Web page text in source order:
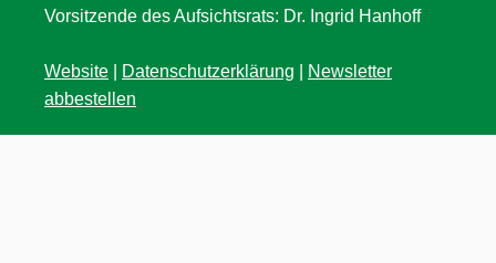
Vorsitzende des Aufsichtsrats: Dr. Ingrid Hanhoff
Website Datenschutzerklärung
Newsletter
abbestellen